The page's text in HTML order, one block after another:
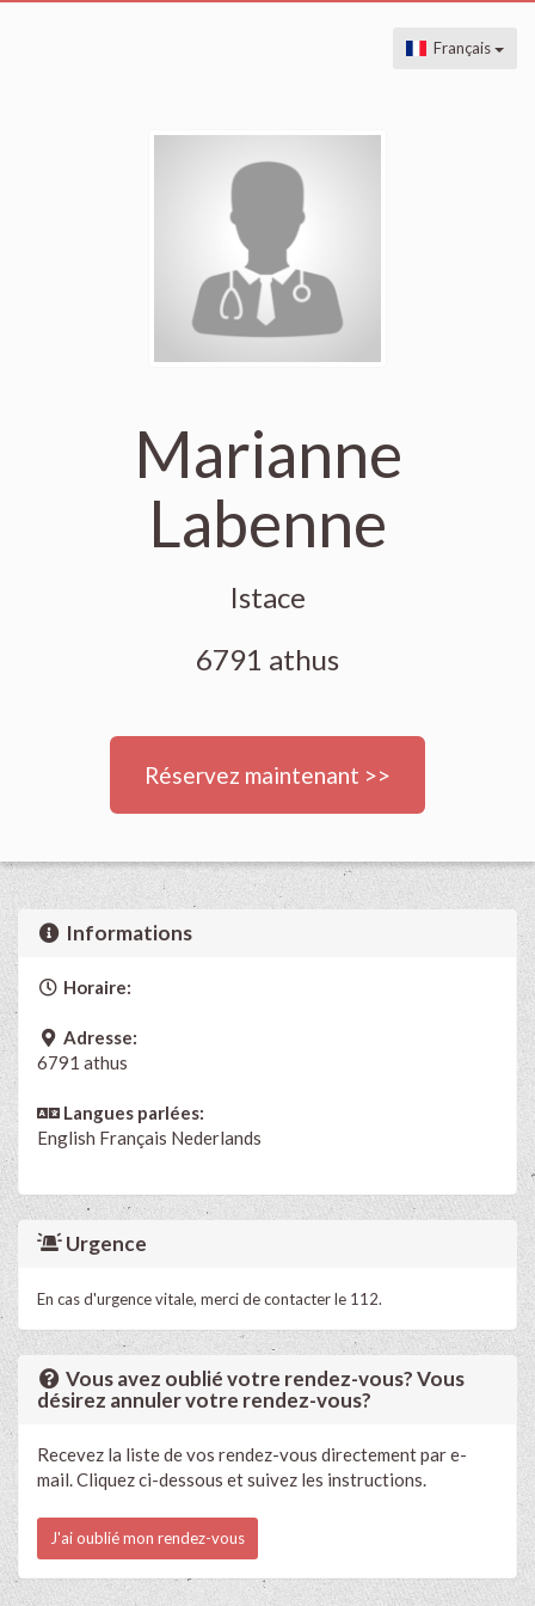
Français
Marianne
Labenne
Istace
6791 athus
Réservez maintenant >>
Informations
Horaire:
Adresse:
6791 athus
Langues parlées:
English Français Nederlands
Urgence
En cas d'urgence vitale, merci de contacter le 112.
Vous avez oublié votre rendez-vous? Vous
désirez annuler votre rendez-vous?
Recevez la liste de vos rendez-vous directement par e-
mail. Cliquez ci-dessous et suivez les instructions.
J'ai oublié mon rendez-vous